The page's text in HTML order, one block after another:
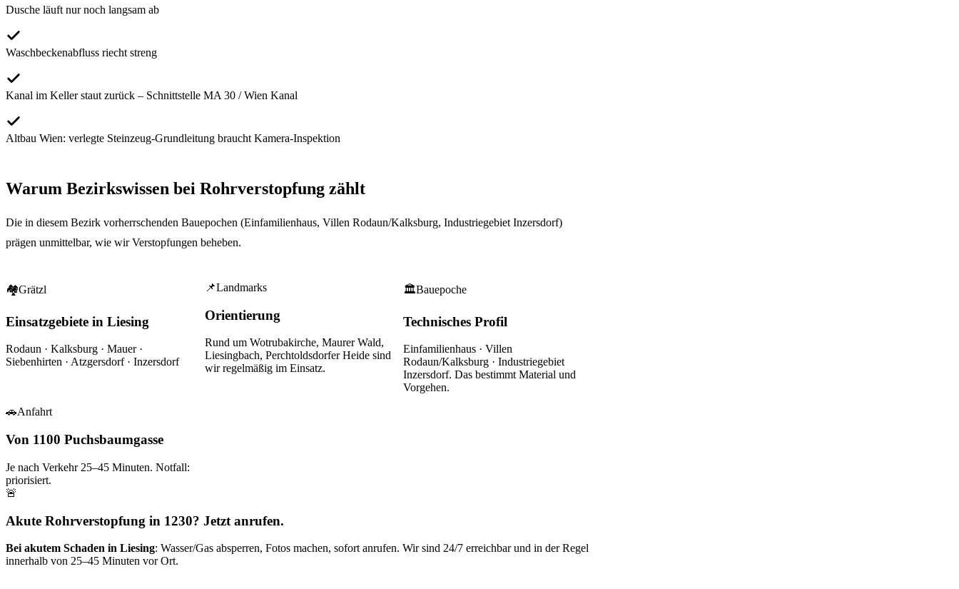
Dusche läuft nur noch langsam ab
Waschbeckenabfluss riecht streng
Kanal im Keller staut zurück – Schnittstelle MA 30 / Wien Kanal
Altbau Wien: verlegte Steinzeug-Grundleitung braucht Kamera-Inspektion
Warum Bezirkswissen bei Rohrverstopfung zählt
Die in diesem Bezirk vorherrschenden Bauepochen (Einfamilienhaus, Villen Rodaun/Kalksburg, Industriegebiet Inzersdorf)
prägen unmittelbar, wie wir Verstopfungen beheben.
🏘Grätzl
Einsatzgebiete in Liesing
Rodaun · Kalksburg · Mauer ·
Siebenhirten · Atzgersdorf · Inzersdorf
📌Landmarks
Orientierung
Rund um Wotrubakirche, Maurer Wald,
Liesingbach, Perchtoldsdorfer Heidesind
wir regelmäßig im Einsatz.
🏛Bauepoche
Technisches Profil
Einfamilienhaus · Villen
Rodaun/Kalksburg · Industriegebiet
Inzersdorf. Das bestimmt Material und
Vorgehen.
🚗Anfahrt
Von 1100 Puchsbaumgasse
Je nach Verkehr 25–45 Minuten. Notfall:
priorisiert.
🚨
Akute Rohrverstopfung in 1230? Jetzt anrufen.
Bei akutem Schaden in Liesing: Wasser/Gas absperren, Fotos machen, sofort anrufen. Wir sind 24/7 erreichbar und in der Regel
innerhalb von 25–45 Minuten vor Ort.